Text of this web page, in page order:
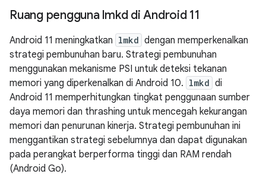
Ruang pengguna lmkd di Android 11
Android 11 meningkatkan lmkd dengan memperkenalkan
strategi pembunuhan baru. Strategi pembunuhan
menggunakan mekanisme PSI untuk deteksi tekanan
memori yang diperkenalkan di Android 10. lmkd di
Android 11 memperhitungkan tingkat penggunaan sumber
daya memori dan thrashing untuk mencegah kekurangan
memori dan penurunan kinerja. Strategi pembunuhan ini
menggantikan strategi sebelumnya dan dapat digunakan
pada perangkat berperforma tinggi dan RAM rendah
(Android Go).